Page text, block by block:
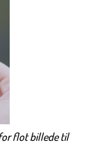
flot billede til